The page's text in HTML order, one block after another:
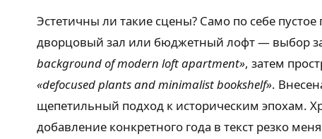
Эстетичны ли такие сцены? Само по себе
дворцовый зал или бюджетный лофт — выбор
background of modern loft apartment», затем
«defocused plants and minimalist bookshelf».
щепетильный подход к историческим эпохам.
добавление конкретного года в текст резко